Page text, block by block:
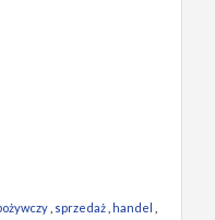
sprzedaż handel